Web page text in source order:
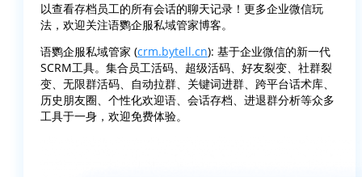
以查看存档员工的所有会话的聊天记录！更多企业微信玩
法，欢迎关注语鹦企服私域管家博客。
语鹦企服私域管家 (crm.bytell.cn): 基于企业微信的新一代
SCRM工具。集合员工活码、超级活码、好友裂变、社群裂
变、无限群活码、自动拉群、关键词进群、跨平台话术库、
历史朋友圈、个性化欢迎语、会话存档、进退群分析等众多
工具于一身，欢迎免费体验。